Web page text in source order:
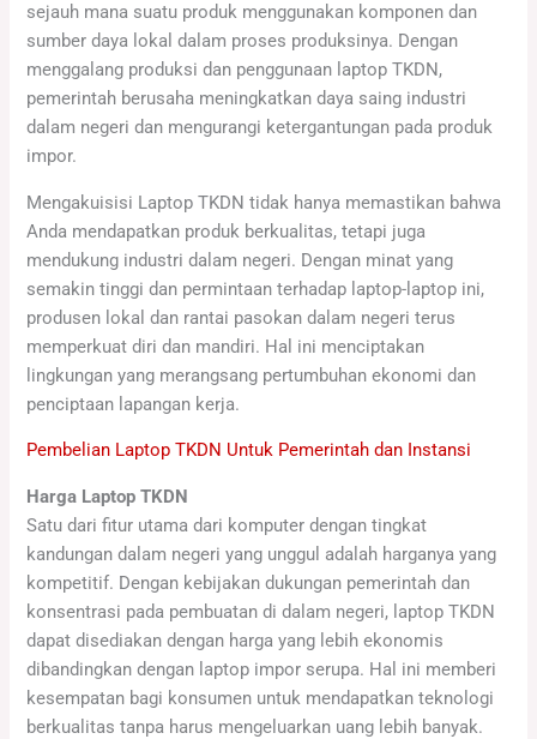
sejauh mana suatu produk menggunakan komponen dan
sumber daya lokal dalam proses produksinya. Dengan
menggalang produksi dan penggunaan laptop TKDN,
pemerintah berusaha meningkatkan daya saing industri
dalam negeri dan mengurangi ketergantungan pada produk
impor.
Mengakuisisi Laptop TKDN tidak hanya memastikan bahwa
Anda mendapatkan produk berkualitas, tetapi juga
mendukung industri dalam negeri. Dengan minat yang
semakin tinggi dan permintaan terhadap laptop-laptop ini,
produsen lokal dan rantai pasokan dalam negeri terus
memperkuat diri dan mandiri. Hal ini menciptakan
lingkungan yang merangsang pertumbuhan ekonomi dan
penciptaan lapangan kerja.
Pembelian Laptop TKDN Untuk Pemerintah dan Instansi
Harga Laptop TKDN
Satu dari fitur utama dari komputer dengan tingkat
kandungan dalam negeri yang unggul adalah harganya yang
kompetitif. Dengan kebijakan dukungan pemerintah dan
konsentrasi pada pembuatan di dalam negeri, laptop TKDN
dapat disediakan dengan harga yang lebih ekonomis
dibandingkan dengan laptop impor serupa. Hal ini memberi
kesempatan bagi konsumen untuk mendapatkan teknologi
berkualitas tanpa harus mengeluarkan uang lebih banyak.